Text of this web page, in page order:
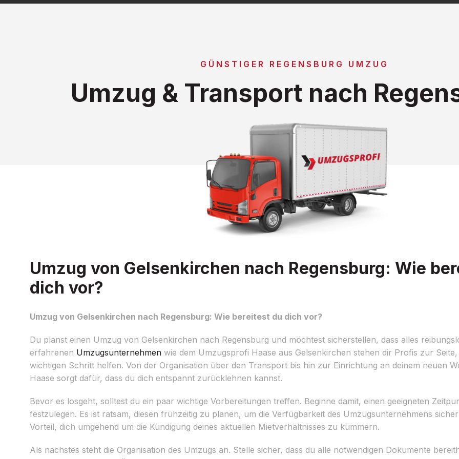
GÜNSTIGER REGENSBURG UMZUG
Umzug & Transport nach
Umzug von Gelsenkirchen nach Regensburg: Wie
dich vor?
Umzug von Gelsenkirchen nach Regensburg: Wie bereitest du dich vor?
Du planst einen Umzug von Gelsenkirchen nach Regensburg und möchtest sicherstellen, dass alles
erfahrenen Umzugsunternehmen wie dem Umzugsprofi Haase aus Gelsenkirchen stehen dir Profis zur Seite,
wichtigen Schritt helfen. Von der Organisation über den Transport bis hin zur Einrichtung an deinem neuen
Haase sorgt dafür, dass du dich entspannt zurücklehnen kannst.
Bevor es losgeht, solltest du ein paar wichtige Vorbereitungen treffen. Beginne damit, einen geeigneten
festzulegen. Es ist ratsam, diesen frühzeitig zu planen, um die Verfügbarkeit des Umzugsunternehmens
Vorteil, dich umgehend um die Kündigung deines aktuellen Mietverhältnisses zu kümmern.
Als nächstes steht die Organisation des Umzugs an. Stelle sicher, dass du alle notwendigen Dokumente